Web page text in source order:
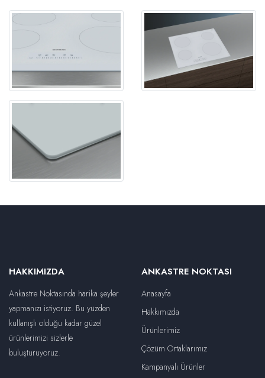
HAKKIMIZDA
Ankastre Noktasında harika şeyler
yapmanızı istiyoruz. Bu yüzden
kullanışlı olduğu kadar güzel
ürünlerimizi sizlerle
buluşturuyoruz.
ANKASTRE NOKTASI
Anasayfa
Hakkımızda
Ürünlerimiz
Çözüm Ortaklarımız
Kampanyalı Ürünler